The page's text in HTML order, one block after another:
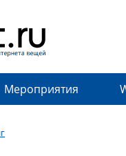
Мероприятия